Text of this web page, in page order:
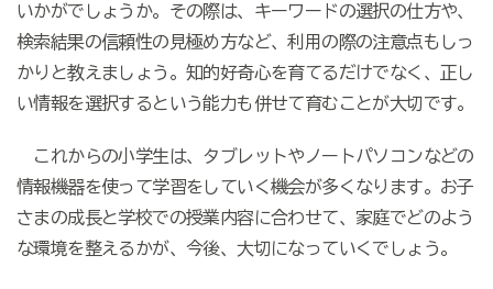
いかがでしょうか。その際は、キーワードの選択の仕方や、
検索結果の信頼性の見極め方など、利用の際の注意点もしっ
かりと教えましょう。知的好奇心を育てるだけでなく、正し
い情報を選択するという能力も併せて育むことが大切です。
これからの小学生は、タブレットやノートパソコンなどの
情報機器を使って学習をしていく機会が多くなります。お子
さまの成長と学校での授業内容に合わせて、家庭でどのよう
な環境を整えるかが、今後、大切になっていくでしょう。